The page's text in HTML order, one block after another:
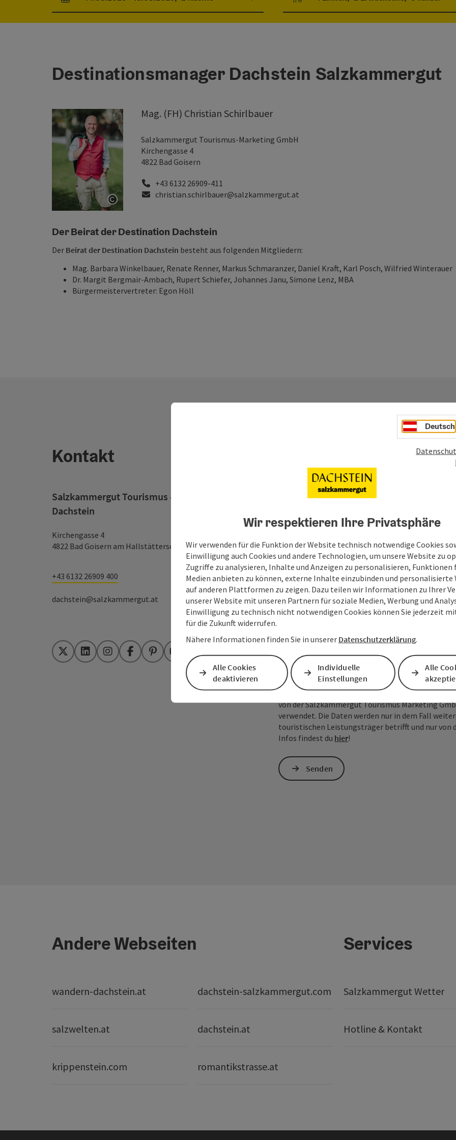
An- und Abreisefelder Einheitenanzahl und Personenfelder
Destinationsmanager Dachstein Salzkammergut
Copyright öffnen
Mag. (FH) Christian Schirlbauer
Salzkammergut Tourismus-Marketing GmbH
Kirchengasse 4
4822 Bad Goisern
Telefon
+43 6132 26909-411
E-Mail
christian.schirlbauer@salzkammergut.at
Der Beirat der Destination Dachstein
Der Beirat der Destination Dachstein besteht aus folgenden Mitgliedern:
Mag. Barbara Winkelbauer, Renate Renner, Markus Schmaranzer, Daniel Kraft, Karl Posch, Wilfried Winterauer
Dr. Margit Bergmair-Ambach, Rupert Schiefer, Johannes Janu, Simone Lenz, MBA
Bürgermeistervertreter: Egon Höll
Kontakt
Salzkammergut Tourismus - Destination
Dachstein
Kirchengasse 4
4822 Bad Goisern am Hallstättersee
+43 6132 26909 400
dachstein@salzkammergut.at
TwitterLinkedInInstagramFacebookPinterestYouTube
Felder mit*sind Pflichtfelder
Vorname Nachname
Unverbindliche Anfrage*
Zum Schutz vor Spam wird Google
personenbezogene Daten (z. B. die IP-
Absenden des Formulars werden die dafür
ist eine Kontaktaufnahme jederzeit per E-
Die hier von dir angegebenen Daten (Name, E-
von der Salzkammergut Tourismus Marketing
verwendet. Die Daten werden nur in dem Fall
touristischen Leistungsträger betrifft und nur von
Infos findest du hier!
Senden
Andere Webseiten
wandern-dachstein.at dachstein-salzkammergut.com
salzwelten.at dachstein.at
krippenstein.com romantikstrasse.at
Services
Salzkammergut Wetter
Hotline & Kontakt
Deutsch
Wir respektieren Ihre Privatsphäre
Wir verwenden für die Funktion der Website technisch notwendige Cookies
Einwilligung auch Cookies und andere Technologien, um unsere Website zu
Zugriffe zu analysieren, Inhalte und Anzeigen zu personalisieren, Funktionen
Medien anbieten zu können, externe Inhalte einzubinden und personalisierte
auf anderen Plattformen zu zeigen. Dazu teilen wir Informationen zu Ihrer
unserer Website mit unseren Partnern für soziale Medien, Werbung und
Einwilligung zu technisch nicht notwendigen Cookies können Sie jederzeit
für die Zukunft widerrufen.
Nähere Informationen finden Sie in unserer Datenschutzerklärung.
Alle Cookies
deaktivieren
Individuelle
Einstellungen
Alle